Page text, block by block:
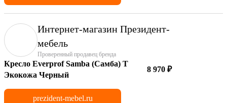
Интернет-магазин Президент-
мебель
Проверенный продавец бренда
Кресло Everprof Samba (Самба) T
Экокожа Черный
8 970 ₽
prezident-mebel.ru